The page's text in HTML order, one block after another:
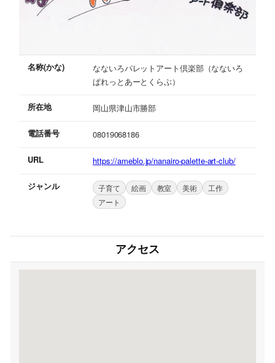
名称(かな)
なないろパレットアート倶楽部（なないろ
ぱれっとあーとくらぶ）
所在地 岡山県津山市勝部
電話番号 08019068186
URL https://ameblo.jp/nanairo-palette-art-club/
ジャンル 子育て 絵画 教室 美術
工作
アート
アクセス